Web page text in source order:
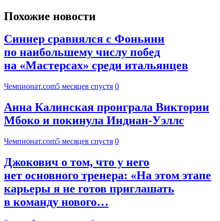
Похожие новости
Синнер сравнялся с Фоньини
по наибольшему числу побед
на «Мастерсах» среди итальянцев
Чемпионат.com5 месяцев спустя 0
Анна Калинская проиграла Виктории
Мбоко и покинула Индиан-Уэллс
Чемпионат.com5 месяцев спустя 0
Джокович о том, что у него
нет основного тренера: «На этом этапе
карьеры я не готов приглашать
в команду нового…